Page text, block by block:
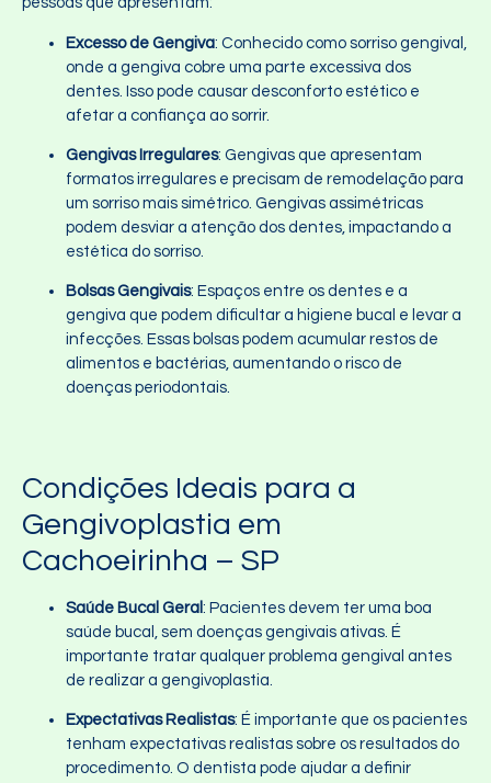
Excesso de Gengiva: Conhecido como sorriso gengival,
onde a gengiva cobre uma parte excessiva dos
dentes. Isso pode causar desconforto estético e
afetar a confiança ao sorrir.
Gengivas Irregulares: Gengivas que apresentam
formatos irregulares e precisam de remodelação para
um sorriso mais simétrico. Gengivas assimétricas
podem desviar a atenção dos dentes, impactando a
estética do sorriso.
Bolsas Gengivais: Espaços entre os dentes e a
gengiva que podem dificultar a higiene bucal e levar a
infecções. Essas bolsas podem acumular restos de
alimentos e bactérias, aumentando o risco de
doenças periodontais.
Condições Ideais para a
Gengivoplastia em
Cachoeirinha – SP
Saúde Bucal Geral : Pacientes devem ter uma boa
saúde bucal, sem doenças gengivais ativas. É
importante tratar qualquer problema gengival antes
de realizar a gengivoplastia.
Expectativas Realistas: É importante que os pacientes
tenham expectativas realistas sobre os resultados do
procedimento. O dentista pode ajudar a definir